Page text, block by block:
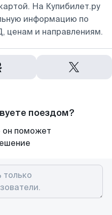
На Купибилет.ру
информацию по
ценам и направлениям.
поездом?
он поможет